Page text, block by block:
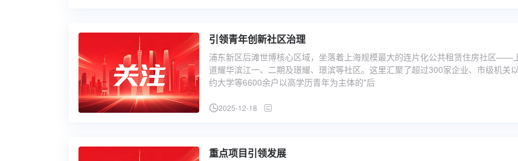
引领青年创新社区治理
浦东新区后滩世博核心区域，坐落着上海规模最大的连片化公共租赁住房社区——
道耀华滨江一、二期及璟耀、璟滨等社区。这里汇聚了超过300家企业、市级机关
约大学等6600余户以高学历青年为主体的"后
2025-12-18
重点项目引领发展